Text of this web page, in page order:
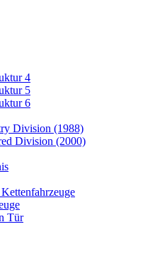
4
5
6
Division (1988)
Division (2000)
Tür